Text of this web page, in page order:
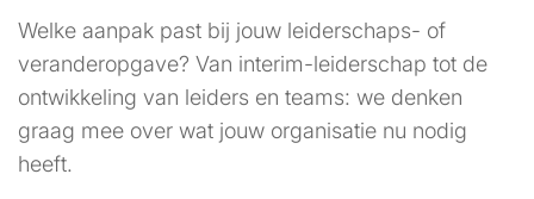
Welke aanpak past bij jouw leiderschaps- of
veranderopgave? Van interim-leiderschap tot de
ontwikkeling van leiders en teams: we denken
graag mee over wat jouw organisatie nu nodig
heeft.